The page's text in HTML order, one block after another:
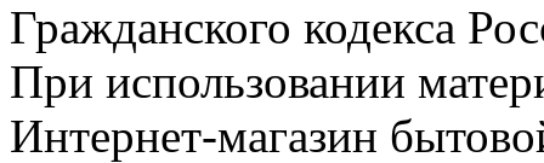
Гражданского кодекса
При использовании
Интернет-магазин